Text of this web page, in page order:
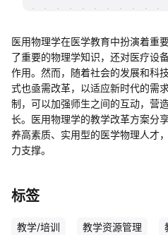
医用物理学在医学教育中扮演着重
了重要的物理学知识，还对医疗设
作用。然而，随着社会的发展和科
式也亟需改革，以适应新时代的需
制，可以加强师生之间的互动，营
长。医用物理学的教学改革方案分
养高素质、实用型的医学物理人才
力支撑。
标签
教学/培训 教学资源管理